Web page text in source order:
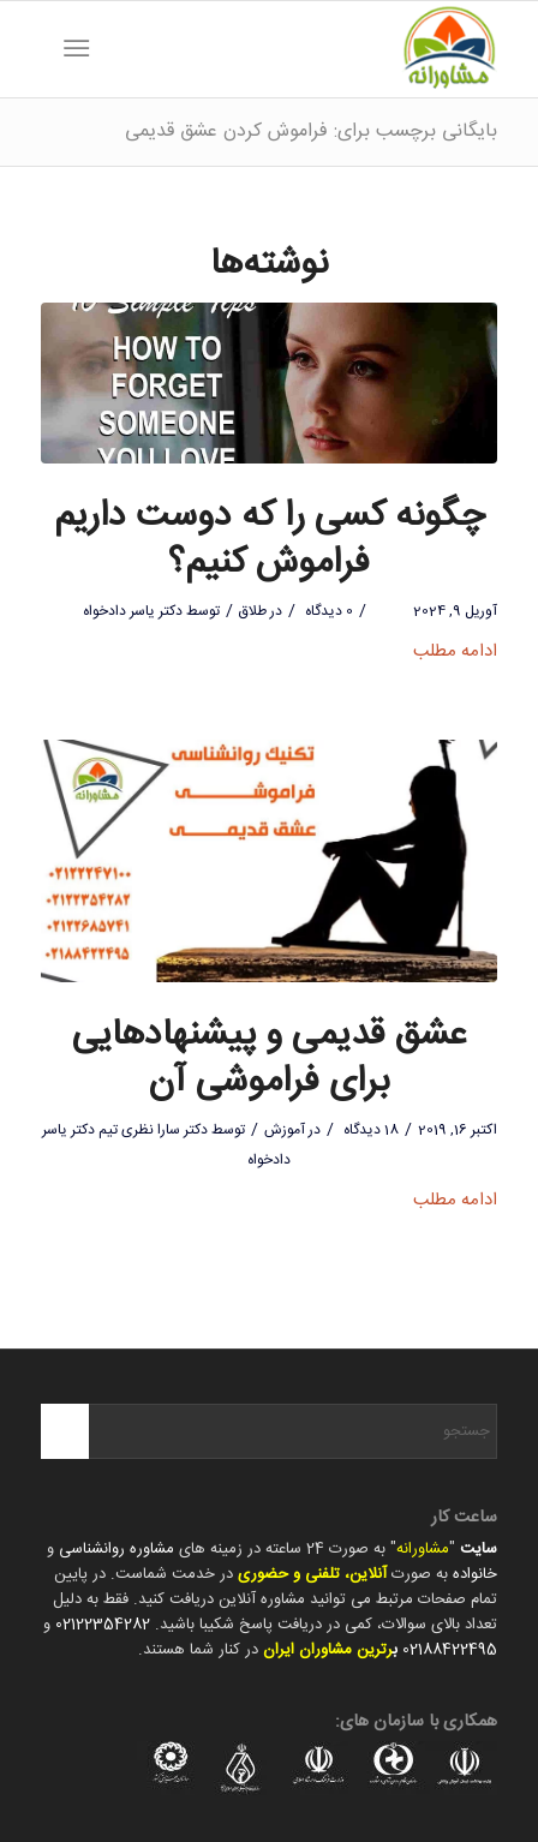
بایگانی برچسب برای: فراموش کردن عشق قدیمی
نوشته‌ها
چگونه کسی را که دوست داریم
فراموش کنیم؟
آوریل 9, 2024 / 0 دیدگاه / درطلاق / توسطدکتر یاسر دادخواه
ادامه مطلب
عشق قدیمی و پیشنهادهایی
برای فراموشی آن
اکتبر 16, 2019 / 18 دیدگاه / درآموزش / توسطدکتر سارا نظری تیم دکتر یاسر
دادخواه
ادامه مطلب
ساعت کار
سایت"مشاورانه" به صورت 24 ساعته در زمینه های مشاوره روانشناسی و
خانوادهبه صورتآنلاین، تلفنی و حضوریدر خدمت شماست. در پایین
تمام صفحات مرتبط می توانید مشاوره آنلاین دریافت کنید. فقط به دلیل
تعداد بالای سوالات، کمی در دریافت پاسخ شکیبا باشید. 02122354282 و
02188422495 برترین مشاوران ایراندر کنار شما هستند.
همکاری با سازمان های: